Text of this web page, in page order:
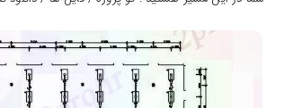
حساب
کاربری
ثبت
نام